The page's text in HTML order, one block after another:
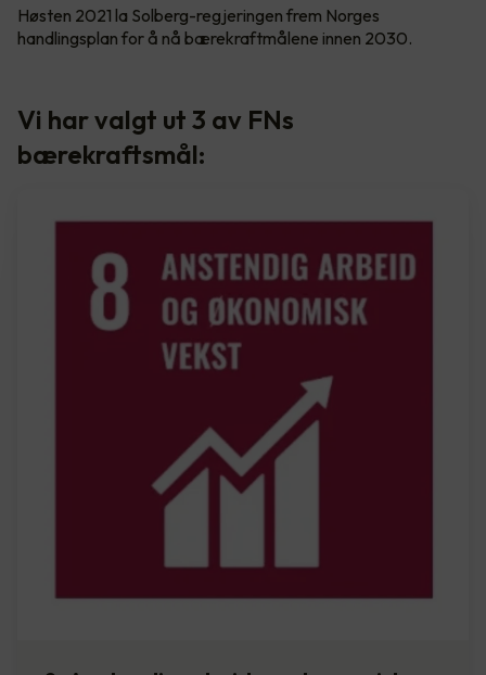
Høsten 2021 la Solberg-regjeringen frem Norges
handlingsplan for å nå bærekraftmålene innen 2030.
Vi har valgt ut 3 av FNs
bærekraftsmål: